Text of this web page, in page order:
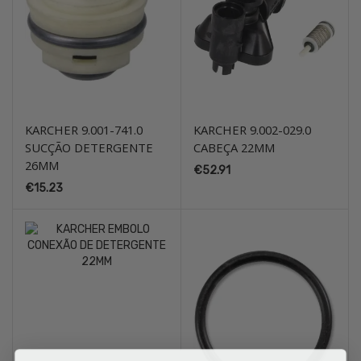
KARCHER 9.001-741.0
SUCÇÃO DETERGENTE
26MM
€15.23
KARCHER 9.002-029.0
CABEÇA 22MM
€52.91